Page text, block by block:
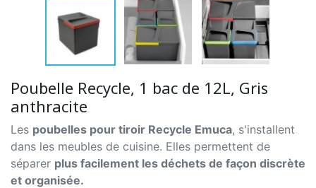
Poubelle Recycle, 1 bac de 12L, Gris
anthracite
Les poubelles pour tiroir Recycle Emuca, s'installent
dans les meubles de cuisine. Elles permettent de
séparer plus facilement les déchets de façon discrète
et organisée.